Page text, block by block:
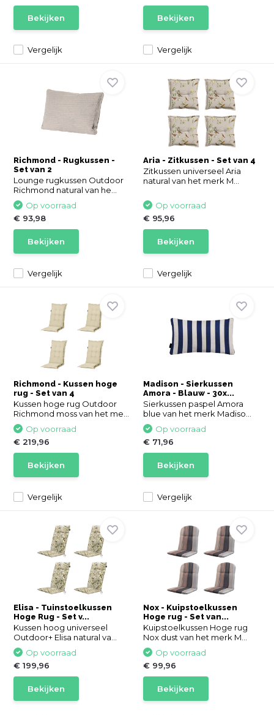
Vergelijk
Bekijken
Vergelijk
Bekijken
Richmond - Rugkussen -
Set van 2
Lounge rugkussen Outdoor
Richmond natural van he...
Vergelijk
Op voorraad
€ 93,98
Bekijken
Aria - Zitkussen - Set van 4
Zitkussen universeel Aria
natural van het merk M...
Vergelijk
Op voorraad
€ 95,96
Bekijken
Richmond - Kussen hoge
rug - Set van 4
Kussen hoge rug Outdoor
Richmond moss van het me...
Vergelijk
Op voorraad
€ 219,96
Bekijken
Madison - Sierkussen
Amora - Blauw - 30x...
Sierkussen paspel Amora
blue van het merk Madiso...
Vergelijk
Op voorraad
€ 71,96
Bekijken
Elisa - Tuinstoelkussen
Hoge Rug - Set v...
Kussen hoog universeel
Outdoor+ Elisa natural va...
Op voorraad
€ 199,96
Bekijken
Nox - Kuipstoelkussen
Hoge rug - Set van...
Kuipstoelkussen Hoge rug
Nox dust van het merk M...
Op voorraad
€ 99,96
Bekijken